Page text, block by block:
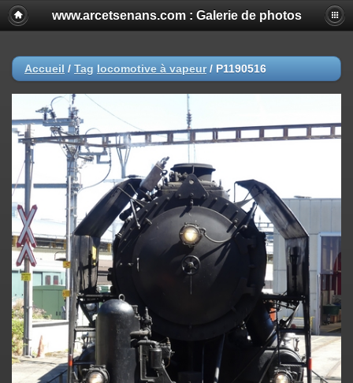
www.arcetsenans.com : Galerie de photos
Accueil / Tag locomotive à vapeur/ P1190516